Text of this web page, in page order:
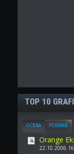
TOP 10
OCENA POBRANE
Orange
22.10.2006